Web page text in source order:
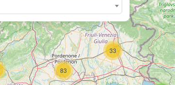
33
83